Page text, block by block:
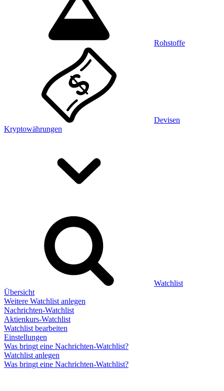
Rohstoffe
Devisen
Kryptowährungen
Watchlist
Übersicht
Weitere Watchlist anlegen
Nachrichten-Watchlist
Aktienkurs-Watchlist
Watchlist bearbeiten
Einstellungen
Was bringt eine Nachrichten-Watchlist?
Watchlist anlegen
Was bringt eine Nachrichten-Watchlist?